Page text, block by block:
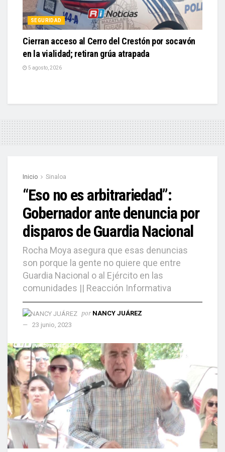
SEGURIDAD
Cierran acceso al Cerro del Crestón por socavón
en la vialidad; retiran grúa atrapada
5 agosto, 2026
Inicio Sinaloa
“Eso no es arbitrariedad”:
Gobernador ante denuncia por
disparos de Guardia Nacional
Rocha Moya asegura que esas denuncias
son porque la gente no quiere que entre
Guardia Nacional o al Ejército en las
comunidades || Reacción Informativa
por NANCY JUÁREZ
23 junio, 2023